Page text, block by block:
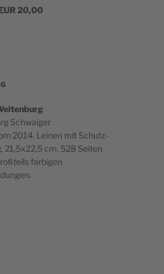
20,00
Schwaiger
2014. Lei­nen mit Schutz­
21,5x22,5 cm. 528 Seiten
far­bi­gen